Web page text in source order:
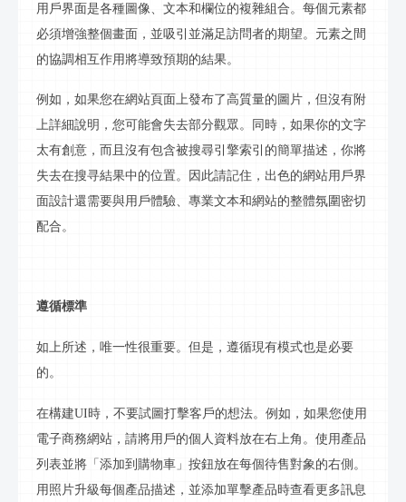
用戶界面是各種圖像、文本和欄位的複雜組合。每個元素都
必須增強整個畫面，並吸引並滿足訪問者的期望。元素之間
的協調相互作用將導致預期的結果。
例如，如果您在網站頁面上發布了高質量的圖片，但沒有附
上詳細說明，您可能會失去部分觀眾。同時，如果你的文字
太有創意，而且沒有包含被搜尋引擎索引的簡單描述，你將
失去在搜寻結果中的位置。因此請記住，出色的網站用戶界
面設計還需要與用戶體驗、專業文本和網站的整體氛圍密切
配合。
遵循標準
如上所述，唯一性很重要。但是，遵循現有模式也是必要
的。
在構建UI時，不要試圖打擊客戶的想法。例如，如果您使用
電子商務網站，請將用戶的個人資料放在右上角。使用產品
列表並將「添加到購物車」按鈕放在每個待售對象的右側。
用照片升級每個產品描述，並添加單擊產品時查看更多訊息